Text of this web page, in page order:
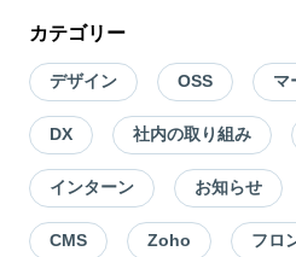
カテゴリー
デザイン OSS マ
DX 社内の取り組み
インターン お知らせ
CMS Zoho フロ